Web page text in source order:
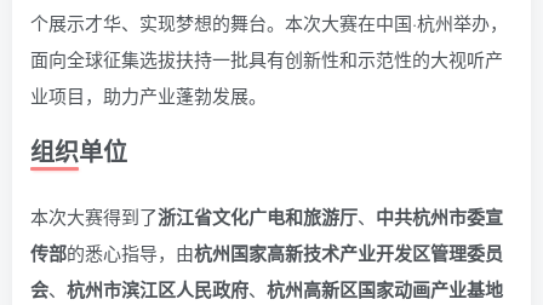
个展示才华、实现梦想的舞台。本次大赛在中国·杭州举办，
面向全球征集选拔扶持一批具有创新性和示范性的大视听产
业项目，助力产业蓬勃发展。
组织单位
本次大赛得到了浙江省文化广电和旅游厅、 中共杭州市委宣
传部的悉心指导，由杭州国家高新技术产业开发区管理委员
会、 杭州市滨江区人民政府、 杭州高新区国家动画产业基地